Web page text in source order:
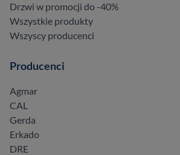
Drzwi w promocji do -40%
Wszystkie produkty
Wszyscy producenci
Producenci
Agmar
CAL
Gerda
Erkado
DRE